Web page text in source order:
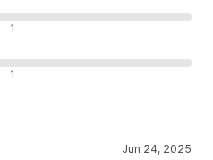
1
1
Jun 24, 2025